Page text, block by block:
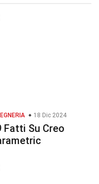
18 Dic 2024
Fatti Su Creo